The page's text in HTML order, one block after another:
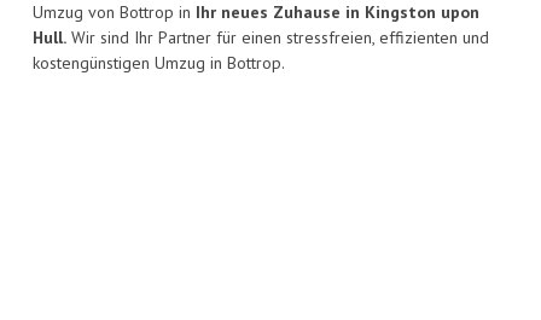
Umzug von Bottrop in Ihr neues Zuhause in Kingston upon
Hull. Wir sind Ihr Partner für einen stressfreien, effizienten und
kostengünstigen Umzug in Bottrop.